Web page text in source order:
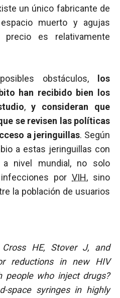
un único fabricante de
muerto y agujas
precio es relativamente
obstáculos,
los
han recibido bien los
,y consideran que
se revisen las políticas
a jeringuillas. Según
a estas jeringuillas con
a nivel mundial, no solo
porVIH, sino
la población de usuarios
HE, Stover J, and
reductions in new HIV
people who inject drugs?
space syringes in highly